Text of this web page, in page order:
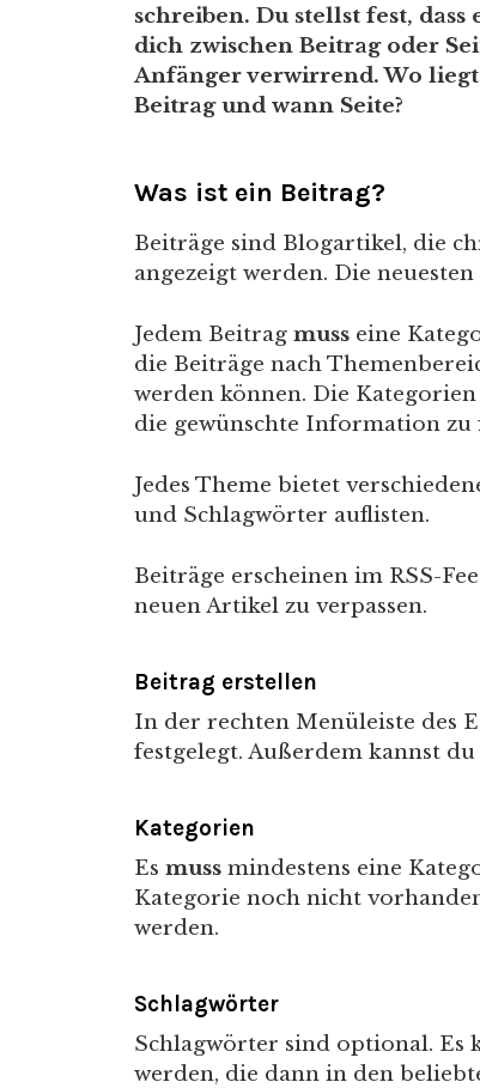
schreiben. Du stellst fest,
dich zwischen Beitrag oder
Anfänger verwirrend. Wo
Beitrag und wann Seite?
Was ist ein Beitrag?
Beiträge sind Blogartikel, die
angezeigt werden. Die
Jedem Beitrag muss eine
die Beiträge nach
werden können. Die
die gewünschte Information zu
Jedes Theme bietet
und Schlagwörter auflisten.
Beiträge erscheinen im RSS-
neuen Artikel zu verpassen.
Beitrag erstellen
In der rechten Menüleiste des
festgelegt. Außerdem kannst
Kategorien
Es muss mindestens eine
Kategorie noch nicht
werden.
Schlagwörter
Schlagwörter sind optional. Es
werden, die dann in den